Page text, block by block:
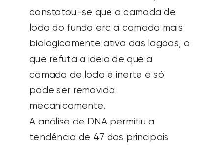
constatou-se que a camada de
lodo do fundo era a camada mais
biologicamente ativa das lagoas, o
que refuta a ideia de que a
camada de lodo é inerte e só
pode ser removida
mecanicamente.
A análise de DNA permitiu a
tendência de 47 das principais